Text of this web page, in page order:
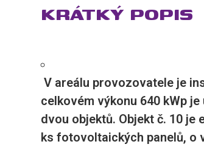
KRÁTKÝ POPIS
V areálu provozovatele je
celkovém výkonu 640 kWp
dvou objektů. Objekt č. 10 je
ks fotovoltaických panelů, o